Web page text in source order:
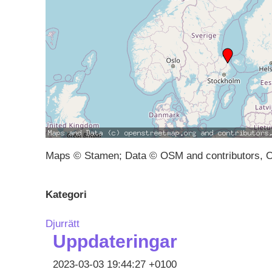
Maps © Stamen; Data © OSM and contributors,
Kategori
Djurrätt
Uppdateringar
2023-03-03 19:44:27 +0100